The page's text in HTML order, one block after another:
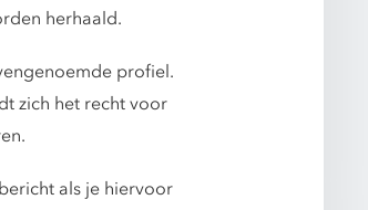
herhaald.
profiel.
zich het recht voor
als je hiervoor